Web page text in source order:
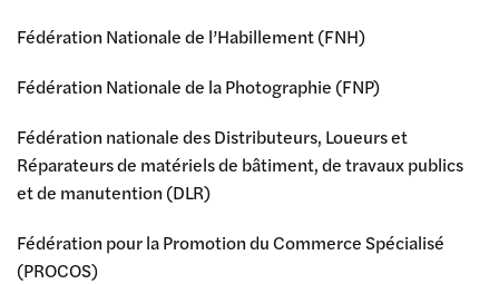
Fédération Nationale de l’Habillement (FNH)
Fédération Nationale de la Photographie (FNP)
Fédération nationale des Distributeurs, Loueurs et
Réparateurs de matériels de bâtiment, de travaux publics
et de manutention (DLR)
Fédération pour la Promotion du Commerce Spécialisé
(PROCOS)